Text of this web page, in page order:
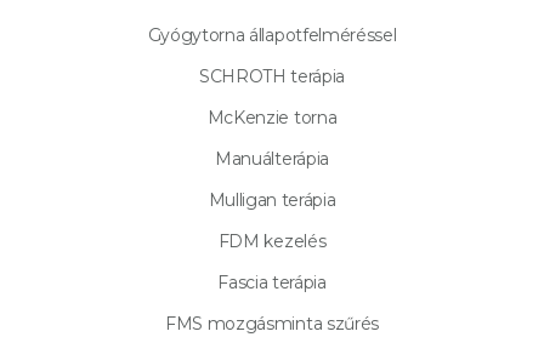
Gyógytorna állapotfelméréssel
SCHROTH terápia
McKenzie torna
Manuálterápia
Mulligan terápia
FDM kezelés
Fascia terápia
FMS mozgásminta szűrés